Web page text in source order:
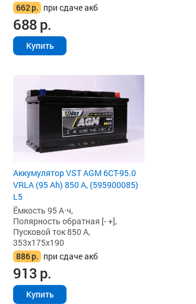
662р. при сдаче акб
688р.
Купить
Аккумулятор VST AGM 6СТ-95.0
VRLA (95 Ah) 850 А, (595900085)
L5
Ёмкость 95 А·ч,
Полярность обратная [- +],
Пусковой ток 850 А,
353x175x190
886р. при сдаче акб
913р.
Купить